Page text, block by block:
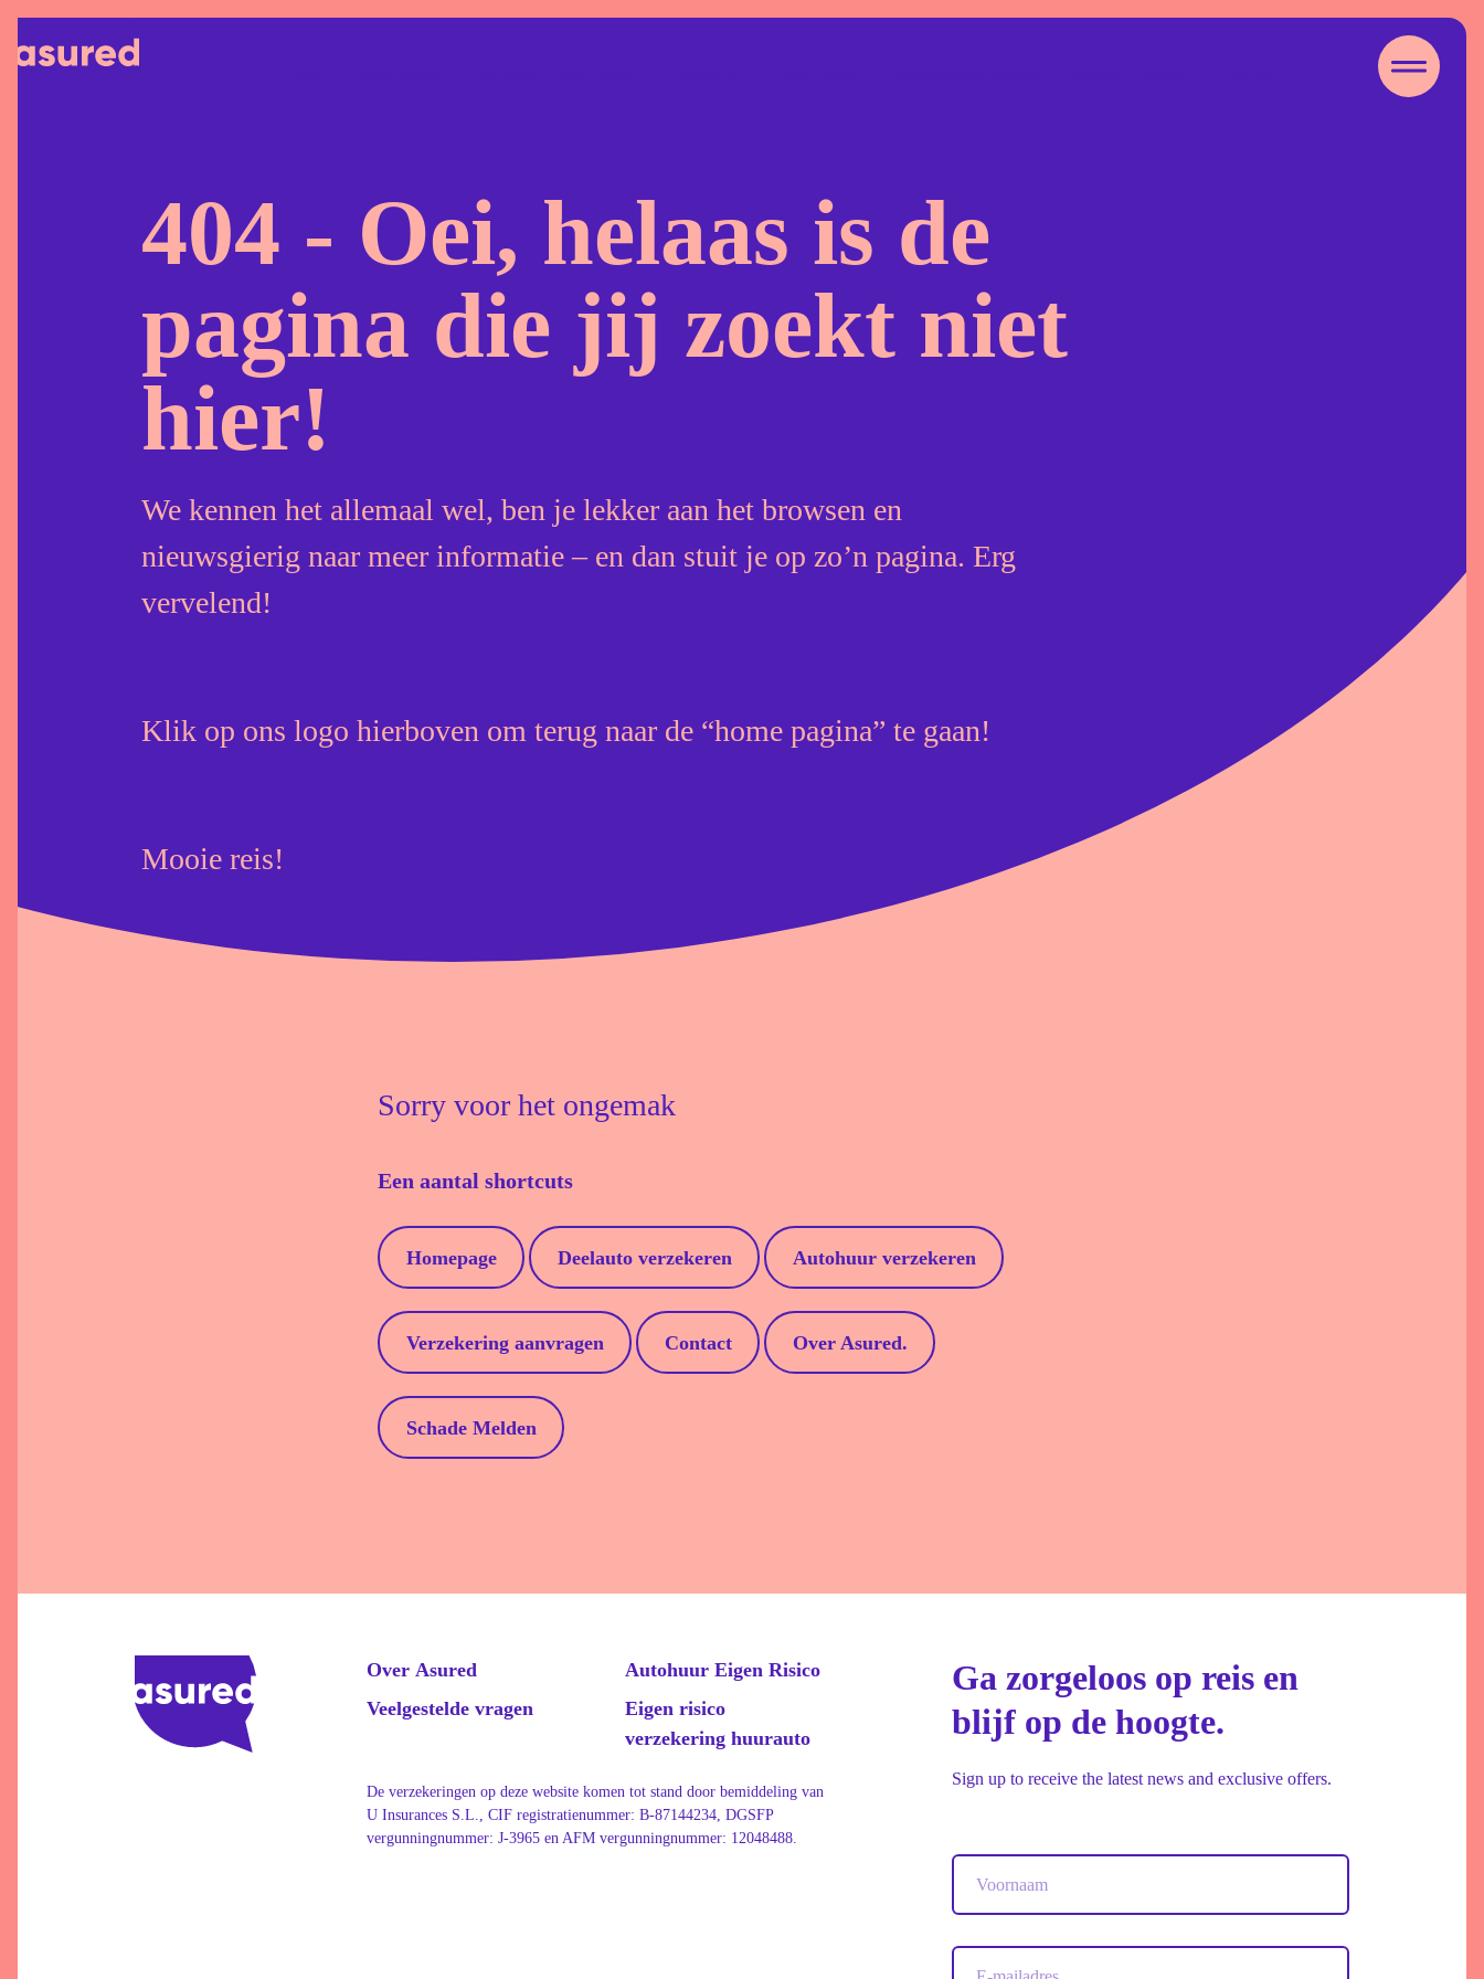
Autohuur Eigen Risico
Camperhuur Eigen
Blog
Download documenten
Schade Melden
Veelgestelde vragen
404 - Oei, helaas is de
pagina die jij zoekt niet
hier!
We kennen het allemaal wel, ben je lekker aan het browsen en
nieuwsgierig naar meer informatie – en dan stuit je op zo’n pagina. Erg
vervelend!
Klik op ons logo hierboven om terug naar de “home pagina” te gaan!
Mooie reis!
Sorry voor het ongemak
Een aantal shortcuts
Homepage Deelauto verzekeren Autohuur verzekeren
Verzekering aanvragen Contact Over Asured.
Schade Melden
Over Asured
Veelgestelde vragen
Autohuur Eigen Risico
Eigen risico
verzekering huurauto
De verzekeringen op deze website komen tot stand door bemiddeling van
U Insurances S.L., CIF registratienummer: B-87144234, DGSFP
vergunningnummer: J-3965 en AFM vergunningnummer: 12048488.
Ga zorgeloos op reis en
blijf op de hoogte.
Sign up to receive the latest news and exclusive offers.